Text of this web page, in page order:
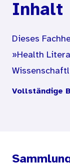
Inhalt
Dieses
»Health
Befunde und
Vollständige